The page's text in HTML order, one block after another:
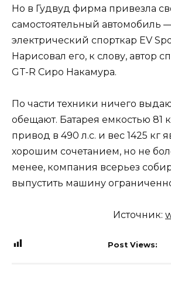
Но в Гудвуд фирма привезла
самостоятельный автомобиль
электрический спорткар EV
Нарисовал его, к слову, автор
GT-R Сиро Накамура.
По части техники ничего
обещают. Батарея емкостью 81
привод в 490 л.с. и вес 1425 кг
хорошим сочетанием, но не
менее, компания всерьез
выпустить машину
Источник:
Post Views: